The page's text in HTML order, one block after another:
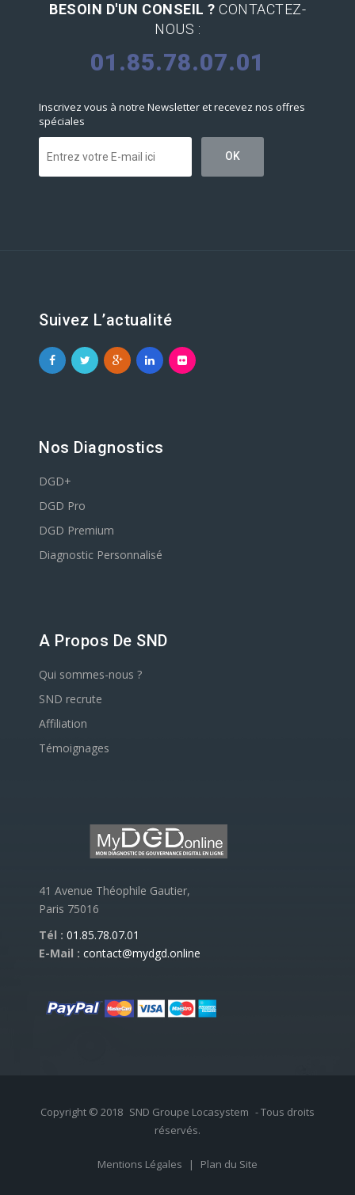
BESOIN D'UN CONSEIL ? CONTACTEZ-
NOUS :
01.85.78.07.01
Inscrivez vous à notre Newsletter et recevez nos offres
spéciales
Suivez L’actualité
Nos Diagnostics
DGD+
DGD Pro
DGD Premium
Diagnostic Personnalisé
A Propos De SND
Qui sommes-nous ?
SND recrute
Affiliation
Témoignages
41 Avenue Théophile Gautier,
Paris 75016
Tél : 01.85.78.07.01
E-Mail : contact@mydgd.online
Copyright © 2018 SND Groupe Locasystem - Tous droits
réservés.
Mentions Légales | Plan du Site